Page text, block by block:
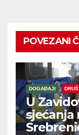
POVEZANI
DOGAĐAJI
U
sjećanja